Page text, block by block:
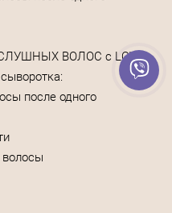
ВОЛОС с LOVE
после одного